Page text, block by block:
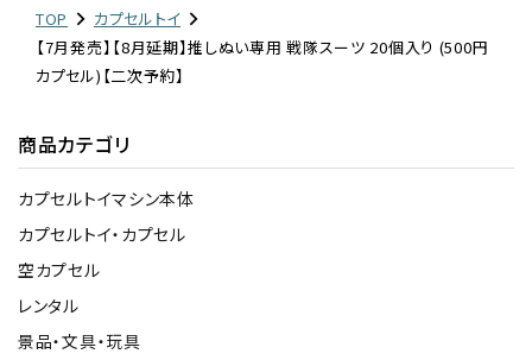
TOP
カプセルトイ
【7月発売】【8月延期】推しぬい専用 戦隊スーツ 20個入り (500円
カプセル)【二次予約】
商品カテゴリ
カプセルトイマシン本体
カプセルトイ・カプセル
空カプセル
レンタル
景品・文具・玩具